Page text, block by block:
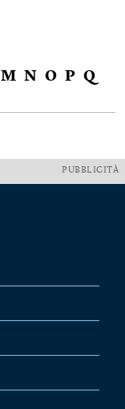
M N O P Q
PUBBLICITÀ